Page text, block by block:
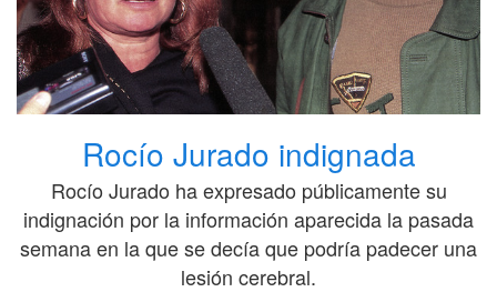
Rocío Jurado indignada
Rocío Jurado ha expresado públicamente su
indignación por la información aparecida la pasada
semana en la que se decía que podría padecer una
lesión cerebral.